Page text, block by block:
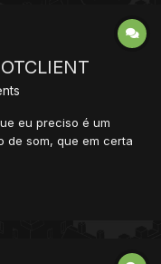
eu preciso é um
de som, que em certa
lhe uma X
im...